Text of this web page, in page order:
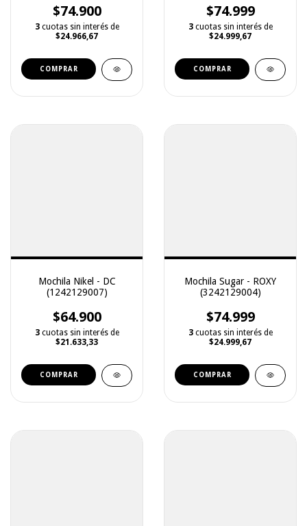
$74.900
3 cuotas sin interés de
$24.966,67
COMPRAR
$74.999
3 cuotas sin interés de
$24.999,67
COMPRAR
Mochila Nikel - DC
(1242129007)
$64.900
3 cuotas sin interés de
$21.633,33
COMPRAR
Mochila Sugar - ROXY
(3242129004)
$74.999
3 cuotas sin interés de
$24.999,67
COMPRAR